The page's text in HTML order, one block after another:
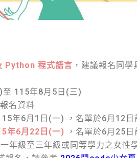
Python 程式語言 ，建議報名同
115年8月5日(三)
名資料
年6月1日(一) ，名單於6月12日
年6月22日(一) ，名單於6月25日
年級至三年級或同等學力之女性